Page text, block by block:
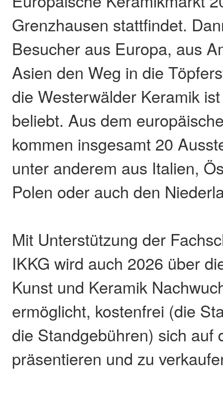
Grenzhausen stattfindet.
Besucher aus Europa, aus
Asien den Weg in die
die Westerwälder Keramik
beliebt. Aus dem
kommen insgesamt 20
unter anderem aus Italien,
Polen oder auch den
Mit Unterstützung der
IKKG wird auch 2026 über
Kunst und Keramik
ermöglicht, kostenfrei (die
die Standgebühren) sich auf
präsentieren und zu